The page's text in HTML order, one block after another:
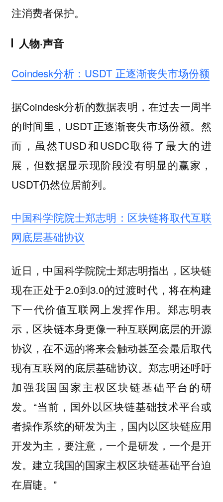
注消费者保护。
人物·声音
Coindesk分析：USDT 正逐渐丧失市场份额
据Coindesk分析的数据表明，在过去一周半
的时间里，USDT正逐渐丧失市场份额。然
而，虽然TUSD和USDC取得了最大的进
展，但数据显示现阶段没有明显的赢家，
USDT仍然位居前列。
中国科学院院士郑志明：区块链将取代互联
网底层基础协议
近日，中国科学院院士郑志明指出，区块链
现在正处于2.0到3.0的过渡时代，将在构建
下一代价值互联网上发挥作用。郑志明表
示，区块链本身更像一种互联网底层的开源
协议，在不远的将来会触动甚至会最后取代
现有互联网的底层基础协议。郑志明还呼吁
加强我国国家主权区块链基础平台的研
发。“当前，国外以区块链基础技术平台或
者操作系统的研发为主，国内以区块链应用
开发为主，要注意，一个是研发，一个是开
发。建立我国的国家主权区块链基础平台迫
在眉睫。”